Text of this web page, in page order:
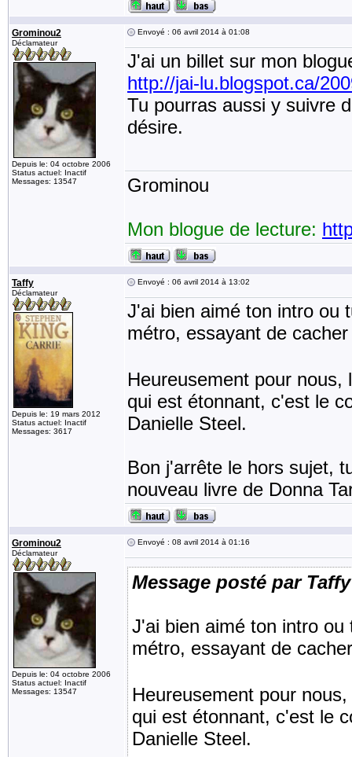
Grominou2
Déclamateur
Depuis le: 04 octobre 2006
Status actuel: Inactif
Messages: 13547
Envoyé : 06 avril 2014 à 01:08
J'ai un billet sur mon
http://jai-lu.blogspot.ca/
Tu pourras aussi y suivre
désire.
Grominou
Mon blogue de lecture:
Taffy
Déclamateur
Depuis le: 19 mars 2012
Status actuel: Inactif
Messages: 3617
Envoyé : 06 avril 2014 à 13:02
J'ai bien aimé ton intro ou
métro, essayant de
Heureusement pour
qui est étonnant, c'est le
Danielle Steel.
Bon j'arrête le hors sujet,
nouveau livre de Donna
Grominou2
Déclamateur
Depuis le: 04 octobre 2006
Status actuel: Inactif
Messages: 13547
Envoyé : 08 avril 2014 à 01:16
Message posté par Taffy
J'ai bien aimé ton intro
métro, essayant de
Heureusement pour
qui est étonnant, c'est le
Danielle Steel.